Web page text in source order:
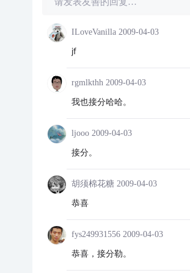
ILoveVanilla 2009-04-03
jf
rgmlkthh 2009-04-03
我也接分哈哈。
ljooo 2009-04-03
接分。
胡须棉花糖 2009-04-03
恭喜
fys249931556 2009-04-03
恭喜，接分勒。